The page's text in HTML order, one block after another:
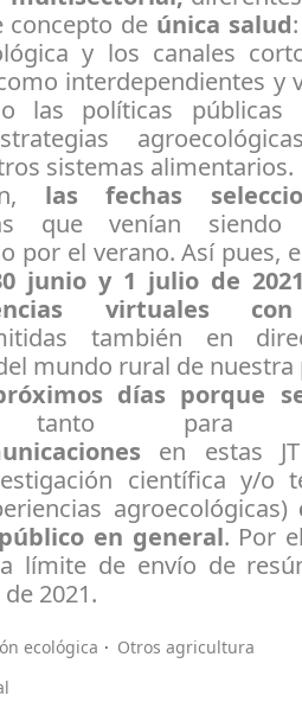
concepto de única salud
y los canales
interdependientes y
las políticas públicas
sistemas alimentarios.
las fechas
que venían siendo
por el verano. Así pues,
junio y 1 julio de
virtuales
también en
mundo rural de
días porque
para
en estas
científica y/o
agroecológicas)
en general. Por
límite de envío de
2021.
ecológica
Otros agricultura